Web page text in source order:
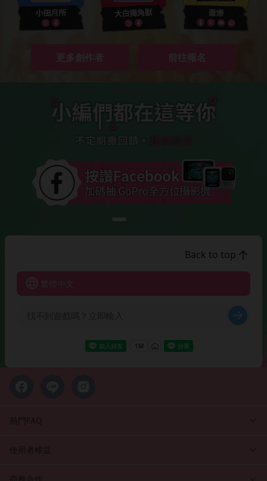
更多創作者 前往報名
Back to top
熱門FAQ
使用者權益
商務合作